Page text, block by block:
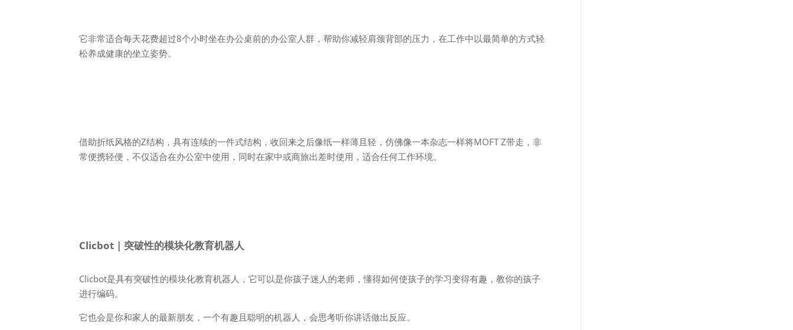
它非常适合每天花费超过8个小时坐在办公桌前的办公室人群，帮助你减轻肩颈背部的压力，在工作中以最简单的方式轻
松养成健康的坐立姿势。
借助折纸风格的Z结构，具有连续的一件式结构，收回来之后像纸一样薄且轻，仿佛像一本杂志一样将MOFT Z带走，非
常便携轻便，不仅适合在办公室中使用，同时在家中或商旅出差时使用，适合任何工作环境。
Clicbot | 突破性的模块化教育机器人
Clicbot是具有突破性的模块化教育机器人，它可以是你孩子迷人的老师，懂得如何使孩子的学习变得有趣，教你的孩子
进行编码。
它也会是你和家人的最新朋友，一个有趣且聪明的机器人，会思考听你讲话做出反应。